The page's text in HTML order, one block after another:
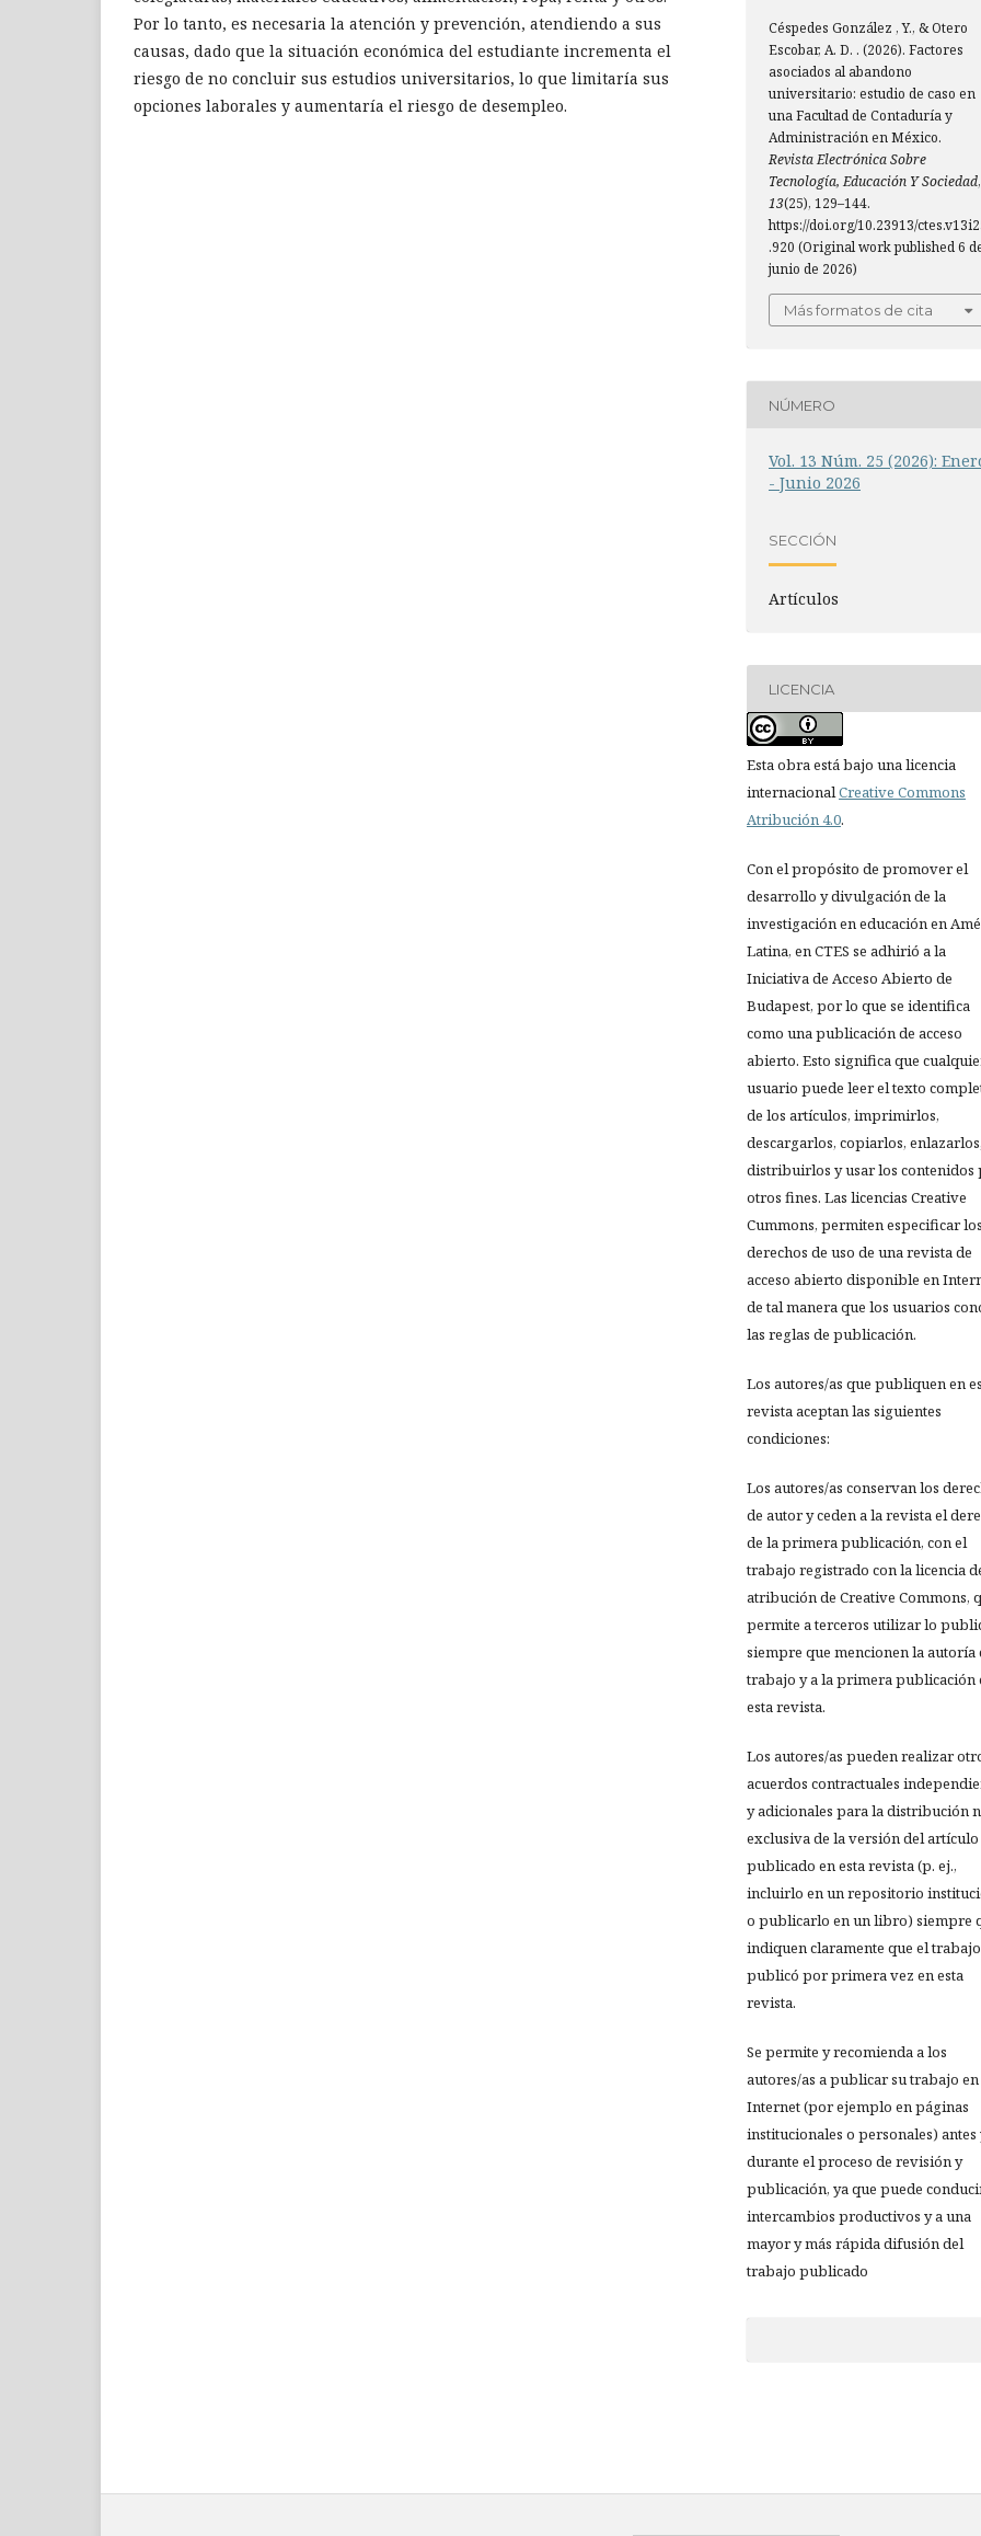
Por lo tanto, es necesaria la atención y prevención, atendiendo a sus
causas, dado que la situación económica del estudiante incrementa el
riesgo de no concluir sus estudios universitarios, lo que limitaría sus
opciones laborales y aumentaría el riesgo de desempleo.
Céspedes González , Y., & Otero
Escobar, A. D. . (2026). Factores
asociados al abandono
universitario: estudio de caso en
una Facultad de Contaduría y
Administración en México.
Revista Electrónica Sobre
Tecnología, Educación Y Sociedad,
13(25), 129–144.
https://doi.org/10.23913/
.920 (Original work published 6
junio de 2026)
Más formatos de cita
NÚMERO
Vol. 13 Núm. 25 (2026):
- Junio 2026
SECCIÓN
Artículos
LICENCIA
Esta obra está bajo una licencia
internacionalCreative Commons
Atribución 4.0.
Con el propósito de promover el
desarrollo y divulgación de la
investigación en educación en
Latina, en CTES se adhirió a la
Iniciativa de Acceso Abierto de
Budapest, por lo que se identifica
como una publicación de acceso
abierto. Esto significa que
usuario puede leer el texto
de los artículos, imprimirlos,
descargarlos, copiarlos, enlazarlos,
distribuirlos y usar los contenidos
otros fines. Las licencias Creative
Cummons, permiten especificar los
derechos de uso de una revista de
acceso abierto disponible en
de tal manera que los usuarios
las reglas de publicación.
Los autores/as que publiquen en
revista aceptan las siguientes
condiciones:
Los autores/as conservan los
de autor y ceden a la revista el
de la primera publicación, con el
trabajo registrado con la licencia
atribución de Creative Commons,
permite a terceros utilizar lo
siempre que mencionen la autoría
trabajo y a la primera publicación
esta revista.
Los autores/as pueden realizar
acuerdos contractuales
y adicionales para la distribución
exclusiva de la versión del artículo
publicado en esta revista (p. ej.,
incluirlo en un repositorio
o publicarlo en un libro) siempre
indiquen claramente que el trabajo
publicó por primera vez en esta
revista.
Se permite y recomienda a los
autores/as a publicar su trabajo en
Internet (por ejemplo en páginas
institucionales o personales) antes
durante el proceso de revisión y
publicación, ya que puede
intercambios productivos y a una
mayor y más rápida difusión del
trabajo publicado